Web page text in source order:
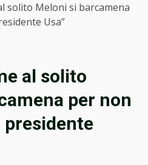
solito Meloni si barcamena
Usa”
al solito
per non